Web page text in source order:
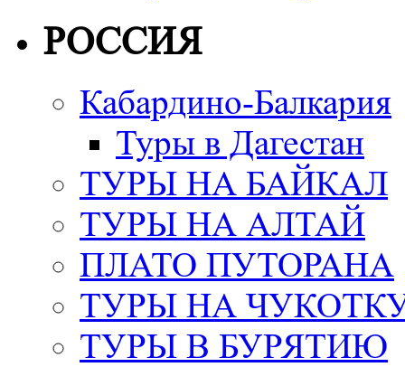
РОССИЯ
Кабардино-Балкария
Туры в Дагестан
ТУРЫ НА БАЙКАЛ
ТУРЫ НА АЛТАЙ
ПЛАТО ПУТОРАНА
ТУРЫ НА
ТУРЫ В БУРЯТИЮ